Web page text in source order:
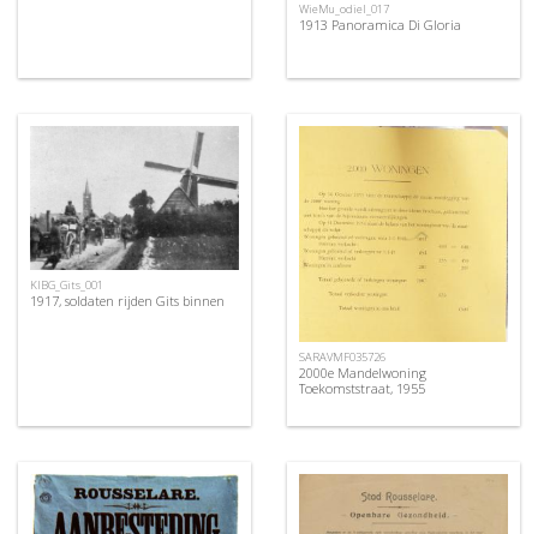
WieMu_odiel_017
1913 Panoramica Di Gloria
KIBG_Gits_001
1917, soldaten rijden Gits binnen
SARAVMF035726
2000e Mandelwoning
Toekomststraat, 1955